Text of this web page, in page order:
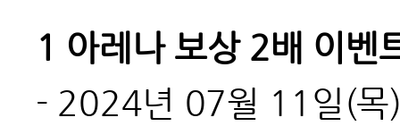
1 아레나 보상 2배 이벤
- 2024년 07월 11일(